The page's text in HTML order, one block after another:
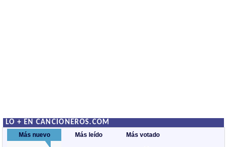
LO + EN CANCIONEROS.COM
Más nuevo Más leído Más votado